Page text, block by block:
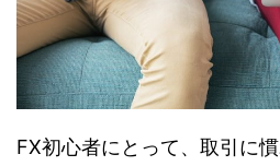
FX初心者にとって、取引に